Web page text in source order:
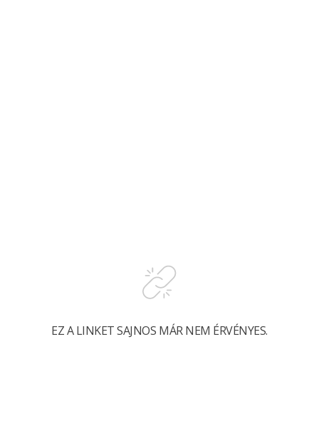
EZ A LINKET SAJNOS MÁR NEM ÉRVÉNYES.